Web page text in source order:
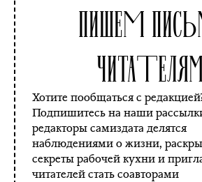
Пишем
читателям
Хотите пообщаться с
Подпишитесь на наши
редакторы самиздата делятся
наблюдениями о жизни,
секреты рабочей кухни и
читателей стать соавторами